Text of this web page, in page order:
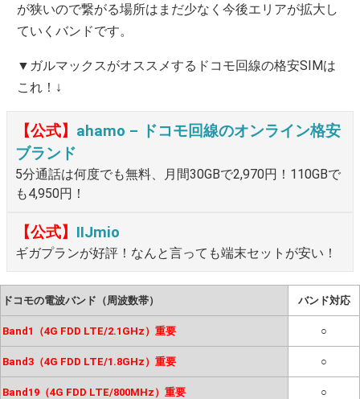
が狭いので繋がる場所はまだ少なく今後エリアが拡大し
ていくバンドです。
▼ガルマックスがオススメするドコモ回線の格安SIMは
これ！↓
【公式】 ahamo – ドコモ回線のオンライン格安
ブランド
5分通話は何度でも無料、月間30GBで2,970円！110GBで
も4,950円！
【公式】 IIJmio
ギガプランが好評！なんと言っても端末セットが安い！
ドコモの電波バンド（周波数帯） バンド対応
Band1（4G FDD LTE/2.1GHz）重要 ○
Band3（4G FDD LTE/1.8GHz）重要 ○
Band19（4G FDD LTE/800MHz）重要 ○